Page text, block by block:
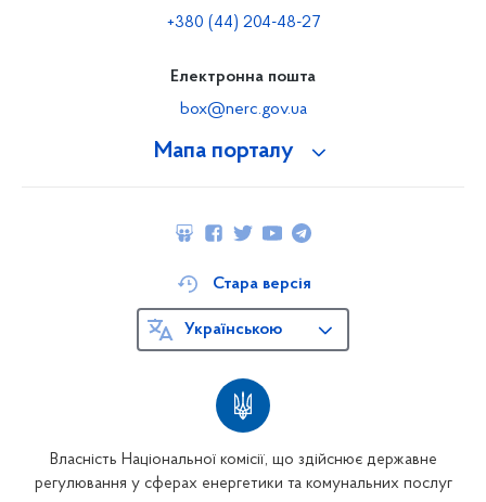
Мапа порталу
+380 (44) 204-48-27
Електронна пошта
box@nerc.gov.ua
Власність Національної комісії, що здійснює державне
регулювання у сферах енергетики та комунальних послуг
Стара версія
Українською